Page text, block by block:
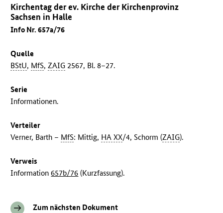
Kirchentag der ev. Kirche der Kirchenprovinz
Sachsen in Halle
Info Nr. 657a/76
Quelle
BStU, MfS,ZAIG 2567, Bl. 8–27.
Serie
Informationen.
Verteiler
Verner, Barth – MfS: Mittig, HA XX/4, Schorm (ZAIG).
Verweis
Information657b/76 (Kurzfassung).
Zum nächsten Dokument